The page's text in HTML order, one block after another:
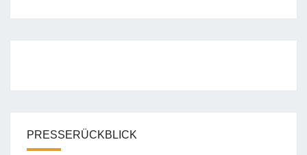
PRESSERÜCKBLICK